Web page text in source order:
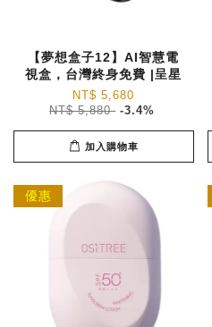
【夢想盒子12】AI智慧電
視盒，台灣終身免費 |呈星
NT$ 5,680
NT$ 5,880 -3.4%
加入購物車
優惠